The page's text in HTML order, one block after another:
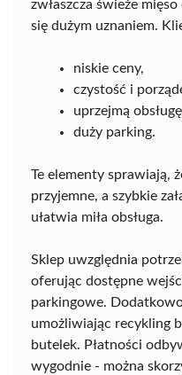
zwłaszcza świeże
się dużym uznaniem.
niskie ceny,
czystość i
uprzejmą
duży parking.
Te elementy sprawiają,
przyjemne, a szybkie
ułatwia miła obsługa.
Sklep uwzględnia
oferując dostępne
parkingowe.
umożliwiając recykling
butelek. Płatności
wygodnie - można